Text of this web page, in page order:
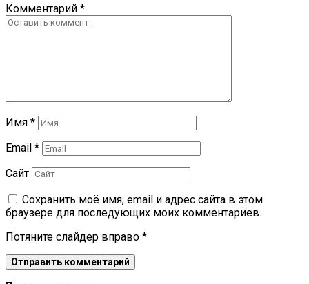
Комментарий *
Имя *
Email *
Сайт
Сохранить моё имя, email и адрес сайта в этом
браузере для последующих моих комментариев.
Потяните слайдер вправо *